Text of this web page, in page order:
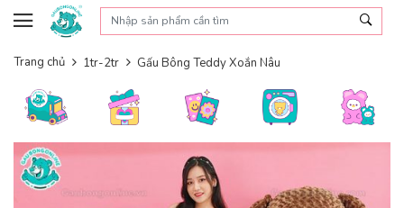
Skip to content
Trang chủ 1tr-2tr Gấu Bông Teddy Xoắn Nâu